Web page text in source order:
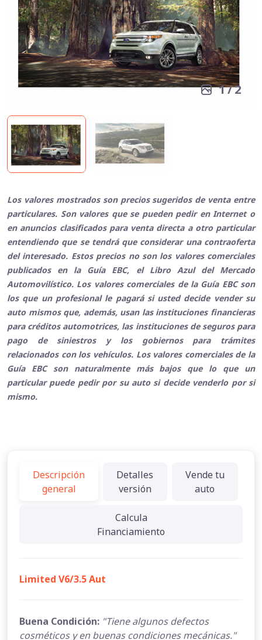
1/2
Los valores mostrados son precios sugeridos de venta entre
particulares. Son valores que se pueden pedir en Internet o
en anuncios clasificados para venta directa a otro particular
entendiendo que se tendrá que considerar una contraoferta
del interesado. Estos precios no son los valores comerciales
publicados en la Guía EBC, el Libro Azul del Mercado
Automovilístico. Los valores comerciales de la Guía EBC son
los que un profesional le pagará si usted decide vender su
auto mismos que, además, usan las instituciones financieras
para créditos automotrices, las instituciones de seguros para
pago de siniestros y los gobiernos para trámites
relacionados con los vehículos. Los valores comerciales de la
Guía EBC son naturalmente más bajos que lo que un
particular puede pedir por su auto si decide venderlo por si
mismo.
Descripción
general
Detalles
versión
Vende tu
auto
Calcula
Financiamiento
Limited V6/3.5 Aut
Buena Condición: "Tiene algunos defectos
cosméticos y en buenas condiciones mecánicas."